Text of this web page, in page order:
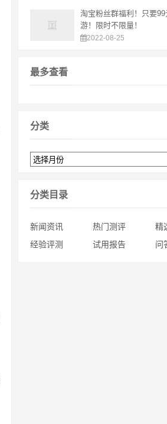
淘宝粉丝群福利！只要
游！限时不限量！
2022-08-25
最多查看
分类
分类目录
新闻资讯 热门测评
精
经验评测
试用报告 问